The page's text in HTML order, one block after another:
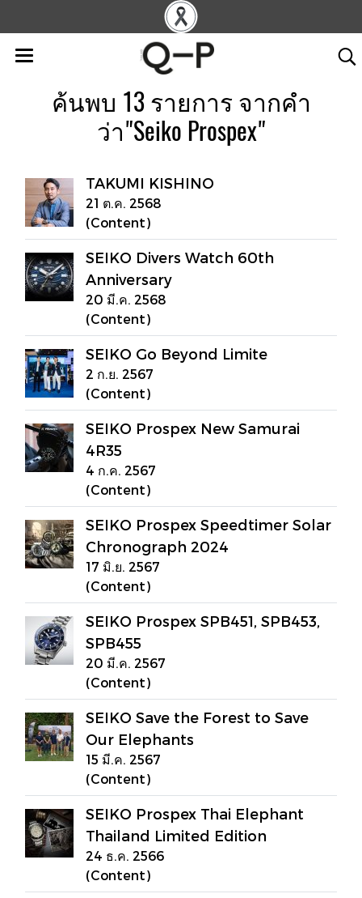
ค้นพบ 13 รายการ จากคำ
ว่า"Seiko Prospex"
TAKUMI KISHINO
21 ต.ค. 2568
(Content)
SEIKO Divers Watch 60th
Anniversary
20 มี.ค. 2568
(Content)
SEIKO Go Beyond Limite
2 ก.ย. 2567
(Content)
SEIKO Prospex New Samurai
4R35
4 ก.ค. 2567
(Content)
SEIKO Prospex Speedtimer Solar
Chronograph 2024
17 มิ.ย. 2567
(Content)
SEIKO Prospex SPB451, SPB453,
SPB455
20 มี.ค. 2567
(Content)
SEIKO Save the Forest to Save
Our Elephants
15 มี.ค. 2567
(Content)
SEIKO Prospex Thai Elephant
Thailand Limited Edition
24 ธ.ค. 2566
(Content)